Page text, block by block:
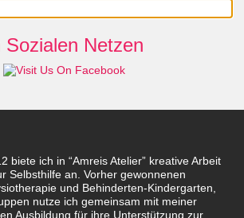
Sozialen Netzen
biete ich in “Amreis Atelier” kreative Arbeit
Selbsthilfe an. Vorher gewonnenen
und Behinderten-Kindergarten,
nutze ich gemeinsam mit meiner
Ausbildung für ihre Unterstützung zur